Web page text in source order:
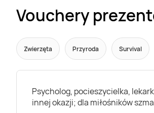
Vouchery
Zwierzęta Przyroda Survival
Psycholog, pocieszycielka,
innej okazji; dla miłośników